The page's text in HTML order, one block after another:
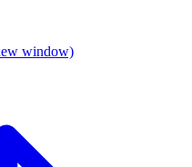
window)